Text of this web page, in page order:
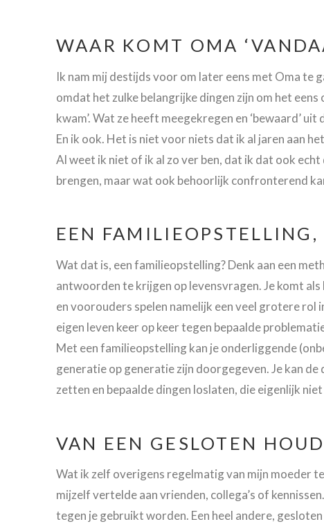
WAAR KOMT OMA
Ik nam mij destijds voor om later eens met Oma te
omdat het zulke belangrijke dingen zijn om het
kwam’. Wat ze heeft meegekregen en ‘bewaard’
En ik ook. Het is niet voor niets dat ik al jaren aan
Al weet ik niet of ik al zo ver ben, dat ik dat ook
brengen, maar wat ook behoorlijk confronterend
EEN
Wat dat is, een familieopstelling? Denk aan een
antwoorden te krijgen op levensvragen. Je komt
en voorouders spelen namelijk een veel grotere rol
eigen leven keer op keer tegen bepaalde
Met een familieopstelling kan je onderliggende
generatie op generatie zijn doorgegeven. Je kan
zetten en bepaalde dingen loslaten, die eigenlijk
VAN EEN GESLOTEN
Wat ik zelf overigens regelmatig van mijn moeder
mijzelf vertelde aan vrienden, collega’s of
tegen je gebruikt worden. Een heel andere,